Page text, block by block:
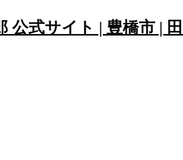
の記事一覧(43Page)